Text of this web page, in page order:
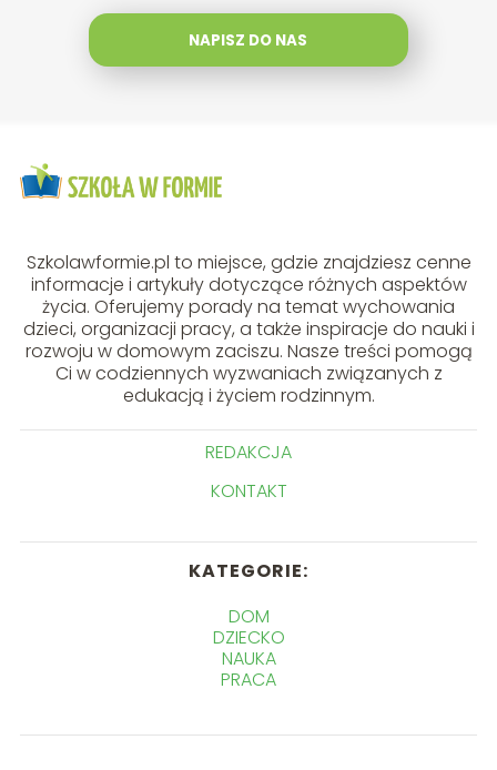
NAPISZ DO NAS
Szkolawformie.pl to miejsce, gdzie znajdziesz cenne
informacje i artykuły dotyczące różnych aspektów
życia. Oferujemy porady na temat wychowania
dzieci, organizacji pracy, a także inspiracje do nauki i
rozwoju w domowym zaciszu. Nasze treści pomogą
Ci w codziennych wyzwaniach związanych z
edukacją i życiem rodzinnym.
REDAKCJA
KONTAKT
KATEGORIE:
DOM
DZIECKO
NAUKA
PRACA